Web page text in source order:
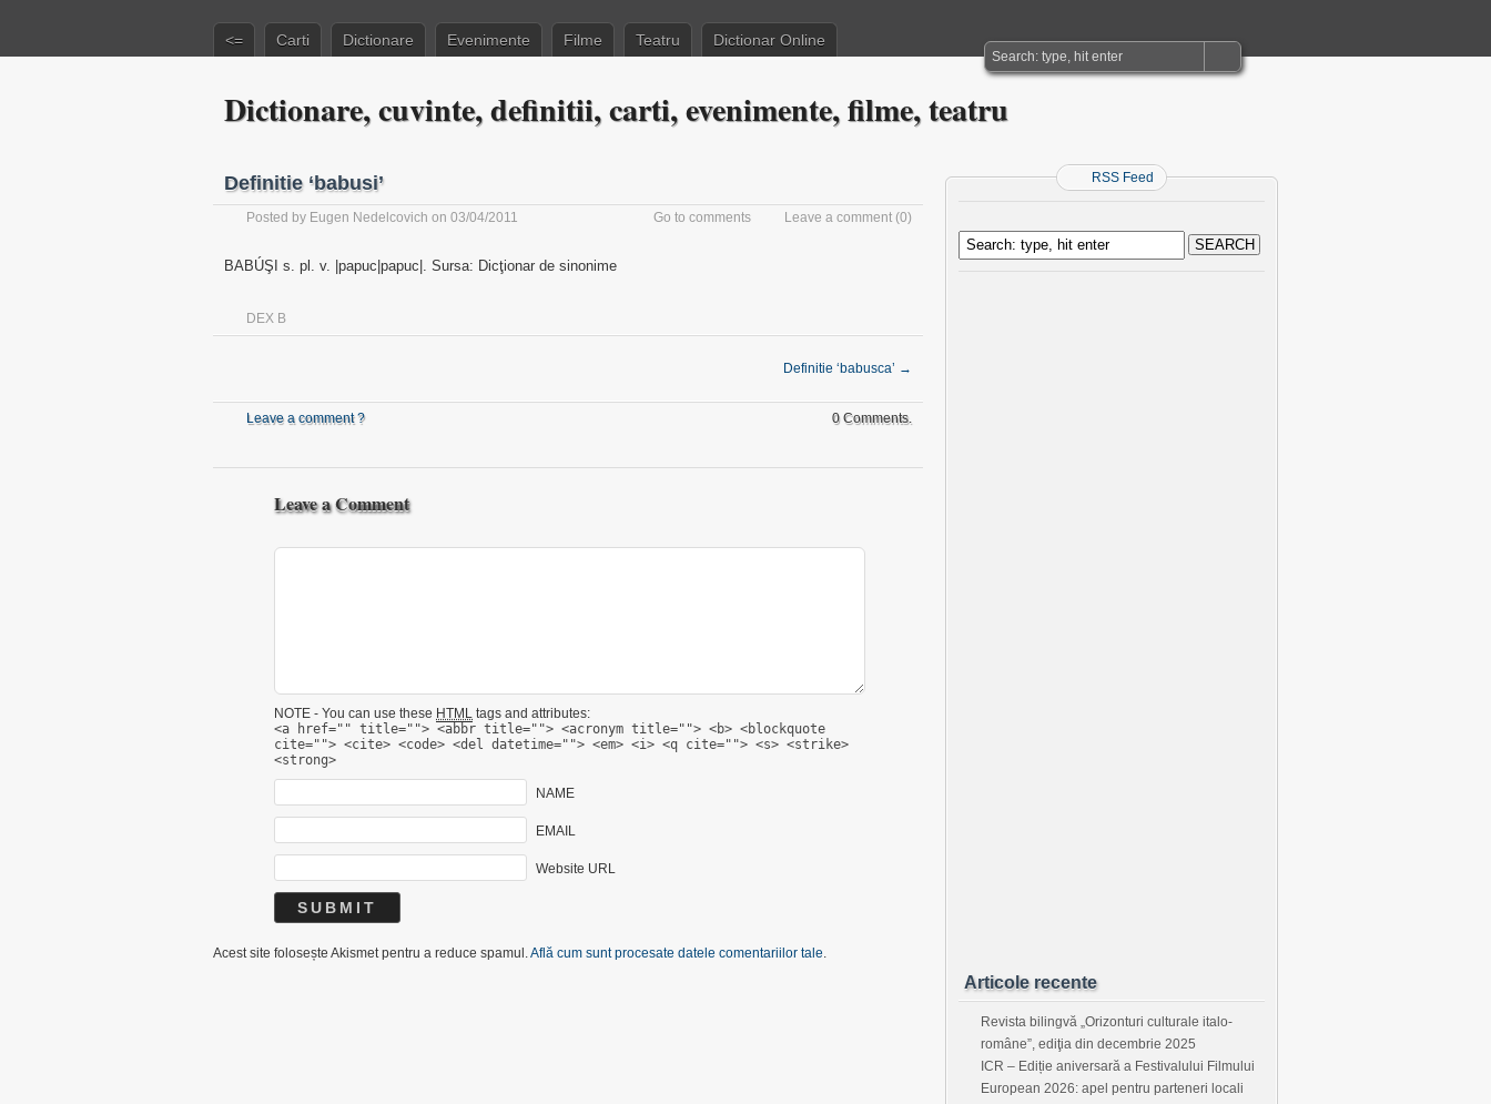
<= Carti Dictionare Evenimente Filme Teatru Dictionar Online
Dictionare, cuvinte, definitii, carti, evenimente, filme, teatru
Definitie ‘babusi’
Posted by Eugen Nedelcovich on 03/04/2011 Leave a comment (0)
Go to comments
BABÚŞI s. pl. v. |papuc|papuc|. Sursa: Dicţionar de sinonime
DEX B
Definitie ‘babusca’ →
Leave a comment ? 0 Comments.
Leave a Comment
NOTE - You can use these HTML tags and attributes:
<a href="" title=""> <abbr title=""> <acronym title=""> <b> <blockquote
cite=""> <cite> <code> <del datetime=""> <em> <i> <q cite=""> <s> <strike>
<strong>
NAME
EMAIL
Website URL
Acest site folosește Akismet pentru a reduce spamul.Află cum sunt procesate datele comentariilor tale.
RSS Feed
Articole recente
Revista bilingvă „Orizonturi culturale italo-
române”, ediţia din decembrie 2025
ICR – Ediție aniversară a Festivalului Filmului
European 2026: apel pentru parteneri locali